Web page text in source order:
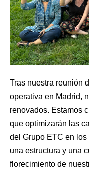
Tras nuestra reunión
operativa en Madrid,
renovados. Estamos
que optimizarán las
del Grupo ETC en
una estructura y una
florecimiento de